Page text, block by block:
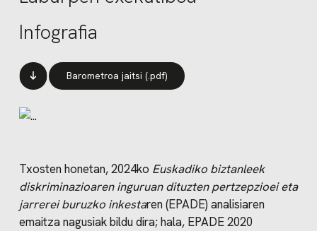
Infografia
Barometroa jaitsi (.pdf)
Txosten honetan, 2024ko Euskadiko biztanleek
diskriminazioaren inguruan dituzten pertzepzioei eta
jarrerei buruzko inkestaren (EPADE) analisiaren
emaitza nagusiak bildu dira; hala, EPADE 2020